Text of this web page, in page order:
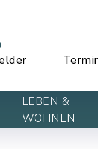
LEBEN &
WOHNEN